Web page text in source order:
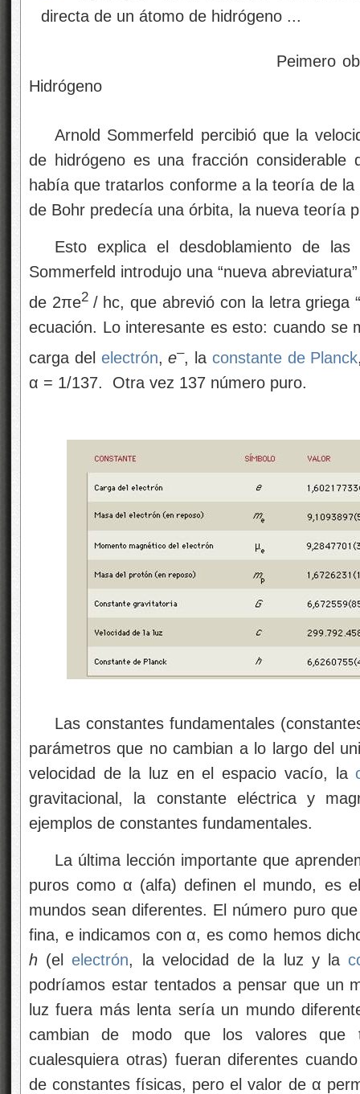
Peimero observación
Hidrógeno
Arnold Sommerfeld percibió que la
de hidrógeno es una fracción
había que tratarlos conforme a la teoría de la
de Bohr predecía una órbita, la nueva teoría
Esto explica el desdoblamiento de
Sommerfeld introdujo una “nueva
de 2πe2 / hc, que abrevió con la letra griega
ecuación. Lo interesante es esto: cuando se
carga del electrón,e–, la constante de Planck
α = 1/137. Otra vez 137 número puro.
Las constantes fundamentales
parámetros que no cambian a lo largo del
velocidad de la luz en el espacio vacío, la
gravitacional, la constante eléctrica y
ejemplos de constantes fundamentales.
La última lección importante que
puros como α (alfa) definen el mundo, es
mundos sean diferentes. El número puro
fina, e indicamos con α, es como hemos
h (elelectrón, la velocidad de la luz y la
podríamos estar tentados a pensar que un
luz fuera más lenta sería un mundo
cambian de modo que los valores que
cualesquiera otras) fueran diferentes
de constantes físicas, pero el valor de α